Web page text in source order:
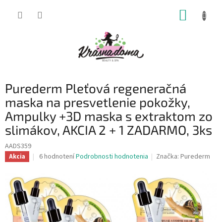
Purederm Pleťová regeneračná
maska na presvetlenie pokožky,
Ampulky +3D maska s extraktom zo
slimákov, AKCIA 2 + 1 ZADARMO, 3ks
AADS359
Akcia
Priemerné
produktu
je
4,8
z
5
6 hodnoteníPodrobnosti hodnotenia Značka:Purederm